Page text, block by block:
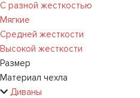
С разной жесткостью
Мягкие
Средней жесткости
Высокой жесткости
Размер
Материал чехла
Диваны